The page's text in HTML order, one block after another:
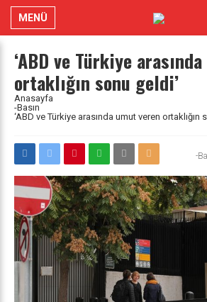
MENÜ
‘ABD ve Türkiye
ortaklığın sonu geldi’
Anasayfa
-Basın
‘ABD ve Türkiye arasında umut veren ortaklığın
-